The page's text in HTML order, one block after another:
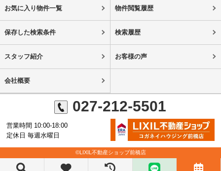
お気に入り物件一覧 物件閲覧履歴
保存した検索条件 検索履歴
スタッフ紹介 お客様の声
会社概要
027-212-5501
営業時間 10:00-18:00
定休日 毎週水曜日
©LIXIL不動産ショップ前橋店